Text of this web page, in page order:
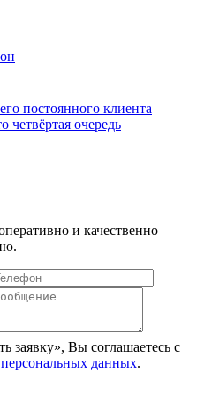
постоянного клиента
очередь
и качественно
заявку», Вы соглашаетесь с
данных.